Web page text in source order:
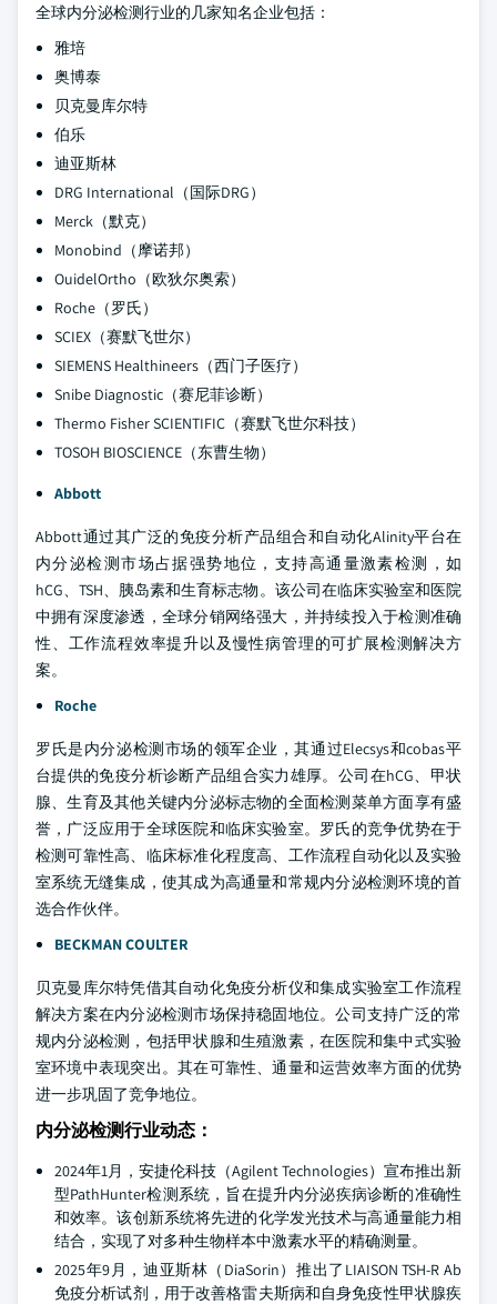
全球内分泌检测行业的几家知名企业包括：
雅培
奥博泰
贝克曼库尔特
伯乐
迪亚斯林
DRG International（国际DRG）
Merck（默克）
Monobind（摩诺邦）
OuidelOrtho（欧狄尔奥索）
Roche（罗氏）
SCIEX（赛默飞世尔）
SIEMENS Healthineers（西门子医疗）
Snibe Diagnostic（赛尼菲诊断）
Thermo Fisher SCIENTIFIC（赛默飞世尔科技）
TOSOH BIOSCIENCE（东曹生物）
Abbott
Abbott通过其广泛的免疫分析产品组合和自动化Alinity平台在
内分泌检测市场占据强势地位，支持高通量激素检测，如
hCG、TSH、胰岛素和生育标志物。该公司在临床实验室和医院
中拥有深度渗透，全球分销网络强大，并持续投入于检测准确
性、工作流程效率提升以及慢性病管理的可扩展检测解决方
案。
Roche
罗氏是内分泌检测市场的领军企业，其通过Elecsys和cobas平
台提供的免疫分析诊断产品组合实力雄厚。公司在hCG、甲状
腺、生育及其他关键内分泌标志物的全面检测菜单方面享有盛
誉，广泛应用于全球医院和临床实验室。罗氏的竞争优势在于
检测可靠性高、临床标准化程度高、工作流程自动化以及实验
室系统无缝集成，使其成为高通量和常规内分泌检测环境的首
选合作伙伴。
BECKMAN COULTER
贝克曼库尔特凭借其自动化免疫分析仪和集成实验室工作流程
解决方案在内分泌检测市场保持稳固地位。公司支持广泛的常
规内分泌检测，包括甲状腺和生殖激素，在医院和集中式实验
室环境中表现突出。其在可靠性、通量和运营效率方面的优势
进一步巩固了竞争地位。
内分泌检测行业动态：
2024年1月，安捷伦科技（Agilent Technologies）宣布推出新
型PathHunter检测系统，旨在提升内分泌疾病诊断的准确性
和效率。该创新系统将先进的化学发光技术与高通量能力相
结合，实现了对多种生物样本中激素水平的精确测量。
2025年9月，迪亚斯林（DiaSorin）推出了LIAISON TSH‑R Ab
免疫分析试剂，用于改善格雷夫斯病和自身免疫性甲状腺疾